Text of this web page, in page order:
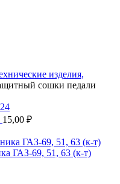
изделия,
сошки педали
15,00 ₽
ГАЗ-69, 51, 63 (к-т)